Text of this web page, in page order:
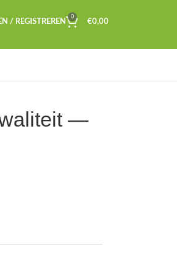
/ REGISTREREN
0
€0,00
—